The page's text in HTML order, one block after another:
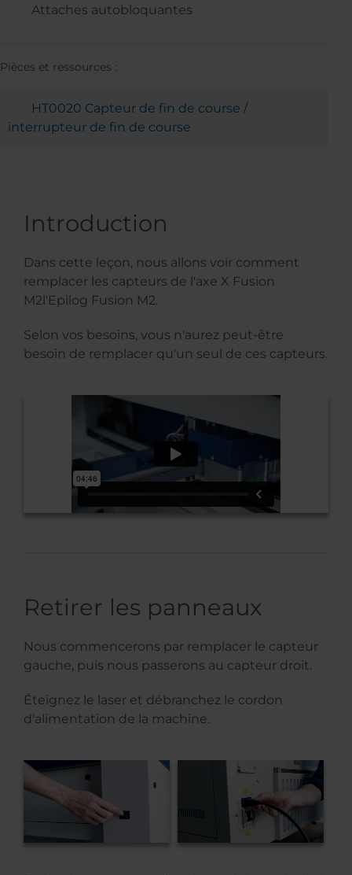
Introduction
Dans cette leçon, nous allons voir comment
remplacer les capteurs de l'axe X Fusion
M2l'Epilog Fusion M2.
Selon vos besoins, vous n'aurez peut-être
besoin de remplacer qu'un seul de ces capteurs.
Retirer les panneaux
Nous commencerons par remplacer le capteur
gauche, puis nous passerons au capteur droit.
Éteignez le laser et débranchez le cordon
d'alimentation de la machine.
Attaches autobloquantes
Pièces et ressources :
HT0020 Capteur de fin de course /
interrupteur de fin de course